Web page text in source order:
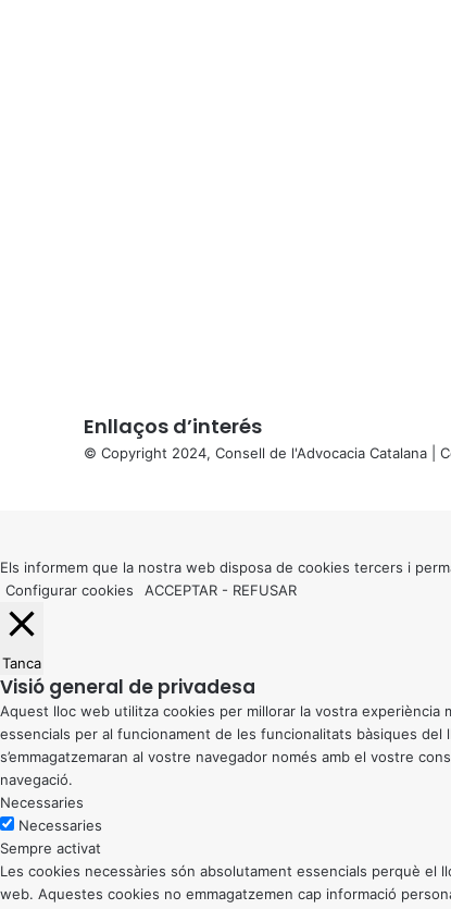
Enllaços d’interés
© Copyright 2024, Consell de l'Advocacia Catalana |
button
Els informem que la nostra web disposa de cookies tercers i
Configurar cookies
ACCEPTAR - REFUSAR
Tanca
Visió general de privadesa
Aquest lloc web utilitza cookies per millorar la vostra experiència
essencials per al funcionament de les funcionalitats bàsiques
s’emmagatzemaran al vostre navegador només amb el vostre
navegació.
Necessaries
Necessaries
Sempre activat
Les cookies necessàries són absolutament essencials perquè
web. Aquestes cookies no emmagatzemen cap informació